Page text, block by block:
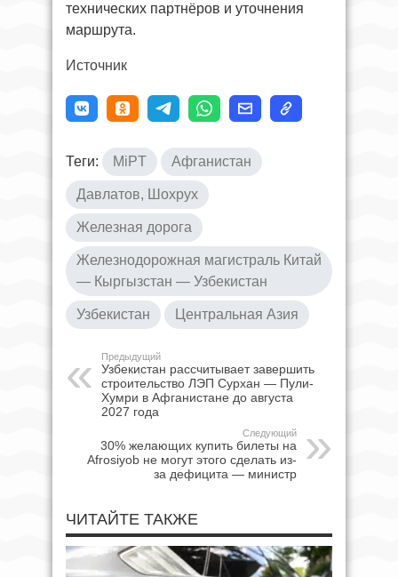
технических партнёров и уточнения
маршрута.
Источник
Теги: MiPT Афганистан
Давлатов, Шохрух
Железная дорога
Железнодорожная магистраль Китай
— Кыргызстан — Узбекистан
Узбекистан Центральная Азия
Предыдущий
Узбекистан рассчитывает завершить
строительство ЛЭП Сурхан — Пули-
Хумри в Афганистане до августа
2027 года
Следующий
30% желающих купить билеты на
Afrosiyob не могут этого сделать из-
за дефицита — министр
ЧИТАЙТЕ ТАКЖЕ